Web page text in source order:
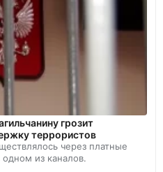
грозит
террористов
через платные
из каналов.